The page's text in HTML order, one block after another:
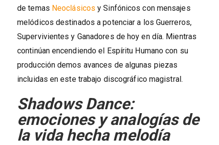
de temas Neoclásicos y Sinfónicos con mensajes
melódicos destinados a potenciar a los Guerreros,
Supervivientes y Ganadores de hoy en día. Mientras
continúan encendiendo el Espíritu Humano con su
producción demos avances de algunas piezas
incluidas en este trabajo discográfico magistral.
Shadows Dance:
emociones y analogías de
la vida hecha melodía